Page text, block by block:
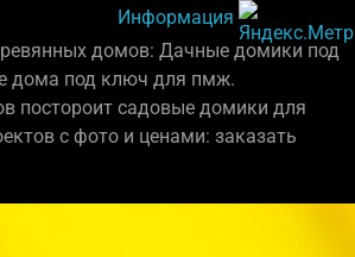
Информация
домов: Дачные домики под
дома под ключ для пмж.
постороит садовые домики для
с фото и ценами: заказать